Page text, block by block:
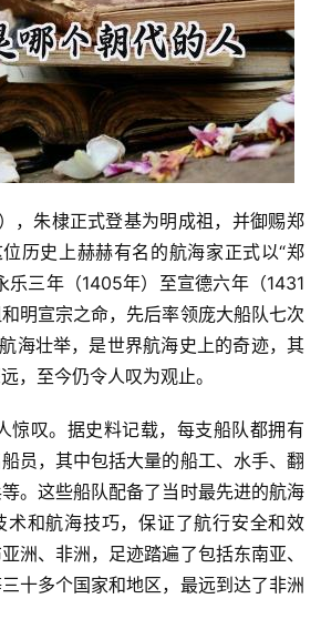
历史上赫赫有名的航海家正式以“郑
乐三年（1405年）至宣德六年（1431
明宣宗之命，先后率领庞大船队七次
海壮举，是世界航海史上的奇迹，其
，至今仍令人叹为观止。
员，其中包括大量的船工、水手、翻
。这些船队配备了当时最先进的航海
术和航海技巧，保证了航行安全和效
洲、非洲，足迹踏遍了包括东南亚、
十多个国家和地区，最远到达了非洲